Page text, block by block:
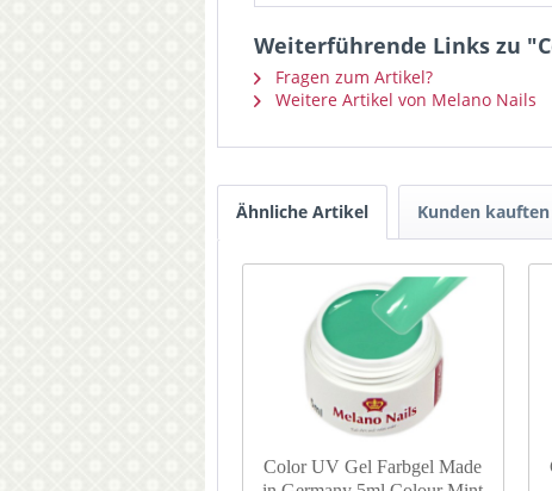
Weiterführende Links zu
Fragen zum Artikel?
Weitere Artikel von Melano Nails
Ähnliche Artikel Kunden
Color UV Gel Farbgel Made